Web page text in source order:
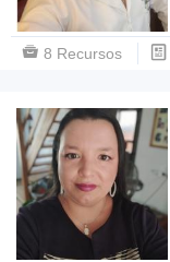
8 Recursos